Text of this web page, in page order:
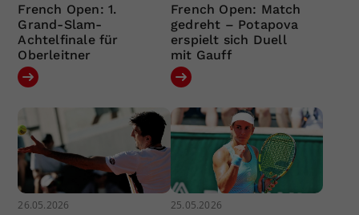
French Open: 1.
Grand-Slam-
Achtelfinale für
Oberleitner
French Open: Match
gedreht – Potapova
erspielt sich Duell
mit Gauff
26.05.2026 25.05.2026